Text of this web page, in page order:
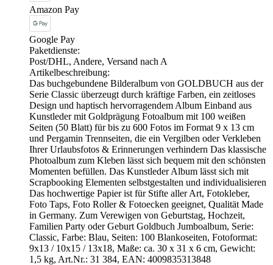
Amazon Pay
Google Pay
Paketdienste:
Post/DHL, Andere, Versand nach A
Artikelbeschreibung:
Das buchgebundene Bilderalbum von GOLDBUCH aus der
Serie Classic überzeugt durch kräftige Farben, ein zeitloses
Design und haptisch hervorragendem Album Einband aus
Kunstleder mit Goldprägung Fotoalbum mit 100 weißen
Seiten (50 Blatt) für bis zu 600 Fotos im Format 9 x 13 cm
und Pergamin Trennseiten, die ein Vergilben oder Verkleben
Ihrer Urlaubsfotos & Erinnerungen verhindern Das klassische
Photoalbum zum Kleben lässt sich bequem mit den schönsten
Momenten befüllen. Das Kunstleder Album lässt sich mit
Scrapbooking Elementen selbstgestalten und individualisieren
Das hochwertige Papier ist für Stifte aller Art, Fotokleber,
Foto Taps, Foto Roller & Fotoecken geeignet, Qualität Made
in Germany. Zum Verewigen von Geburtstag, Hochzeit,
Familien Party oder Geburt Goldbuch Jumboalbum, Serie:
Classic, Farbe: Blau, Seiten: 100 Blankoseiten, Fotoformat:
9x13 / 10x15 / 13x18, Maße: ca. 30 x 31 x 6 cm, Gewicht:
1,5 kg, Art.Nr.: 31 384, EAN: 4009835313848